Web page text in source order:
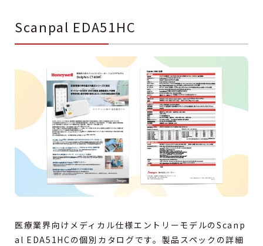
Scanpal EDA51HC
医療業界向けメディカル仕様エントリーモデルのScanp
al EDA51HCの個別カタログです。製品スペックの詳細